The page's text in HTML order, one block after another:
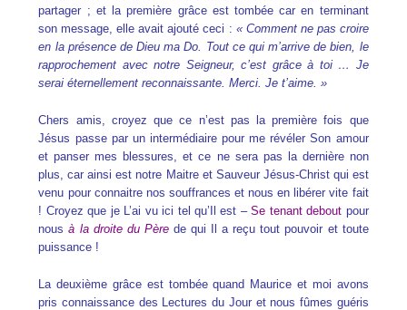
partager ; et la première grâce est tombée car en terminant
son message, elle avait ajouté ceci : « Comment ne pas croire
en la présence de Dieu ma Do. Tout ce qui m’arrive de bien, le
rapprochement avec notre Seigneur, c’est grâce à toi … Je
serai éternellement reconnaissante. Merci. Je t’aime. »
Chers amis, croyez que ce n’est pas la première fois que
Jésus passe par un intermédiaire pour me révéler Son amour
et panser mes blessures, et ce ne sera pas la dernière non
plus, car ainsi est notre Maitre et Sauveur Jésus-Christ qui est
venu pour connaitre nos souffrances et nous en libérer vite fait
! Croyez que je L’ai vu ici tel qu’Il est –Se tenant debout pour
nousà la droite du Pèrede qui Il a reçu tout pouvoir et toute
puissance !
La deuxième grâce est tombée quand Maurice et moi avons
pris connaissance des Lectures du Jour et nous fûmes guéris